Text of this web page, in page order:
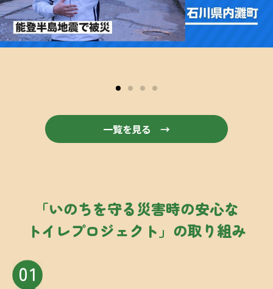
一覧を見る →
「いのちを守る災害時の安心な
トイレプロジェクト」 の取り組み
01